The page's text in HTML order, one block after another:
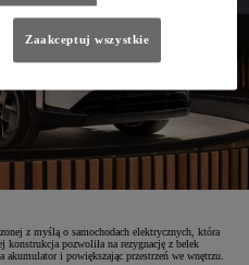
z myślą o samochodach elektrycznych, która
konstrukcja pozwoliła na rezygnację z belek
akumulator i powiększając przestrzeń we wnętrzu.
Zaakceptuj wszystkie